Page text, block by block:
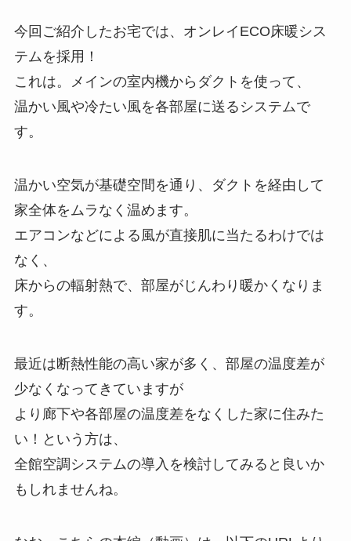
今回ご紹介したお宅では、オンレイECO床暖シス
テムを採用！
これは。メインの室内機からダクトを使って、
温かい風や冷たい風を各部屋に送るシステムで
す。
温かい空気が基礎空間を通り、ダクトを経由して
家全体をムラなく温めます。
エアコンなどによる風が直接肌に当たるわけでは
なく、
床からの輻射熱で、部屋がじんわり暖かくなりま
す。
最近は断熱性能の高い家が多く、部屋の温度差が
少なくなってきていますが
より廊下や各部屋の温度差をなくした家に住みた
い！という方は、
全館空調システムの導入を検討してみると良いか
もしれませんね。